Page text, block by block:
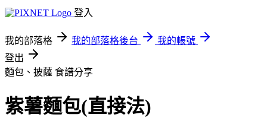
登入
我的部落格 我的部落格後台
我的帳號
登出
麵包、披薩 食譜分享
紫薯麵包(直接法)